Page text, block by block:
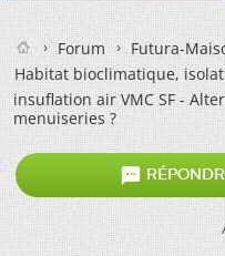
Forum
Futura-
Habitat bioclimatique,
insuflation air VMC SF -
menuiseries ?
